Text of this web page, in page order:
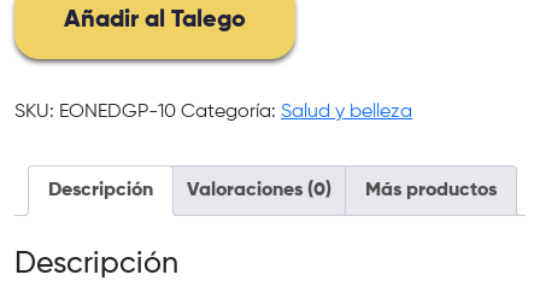
cantidad
Añadir al Talego
SKU: EONEDGP-10 Categoría: Salud y belleza
Descripción Valoraciones (0) Más productos
Descripción